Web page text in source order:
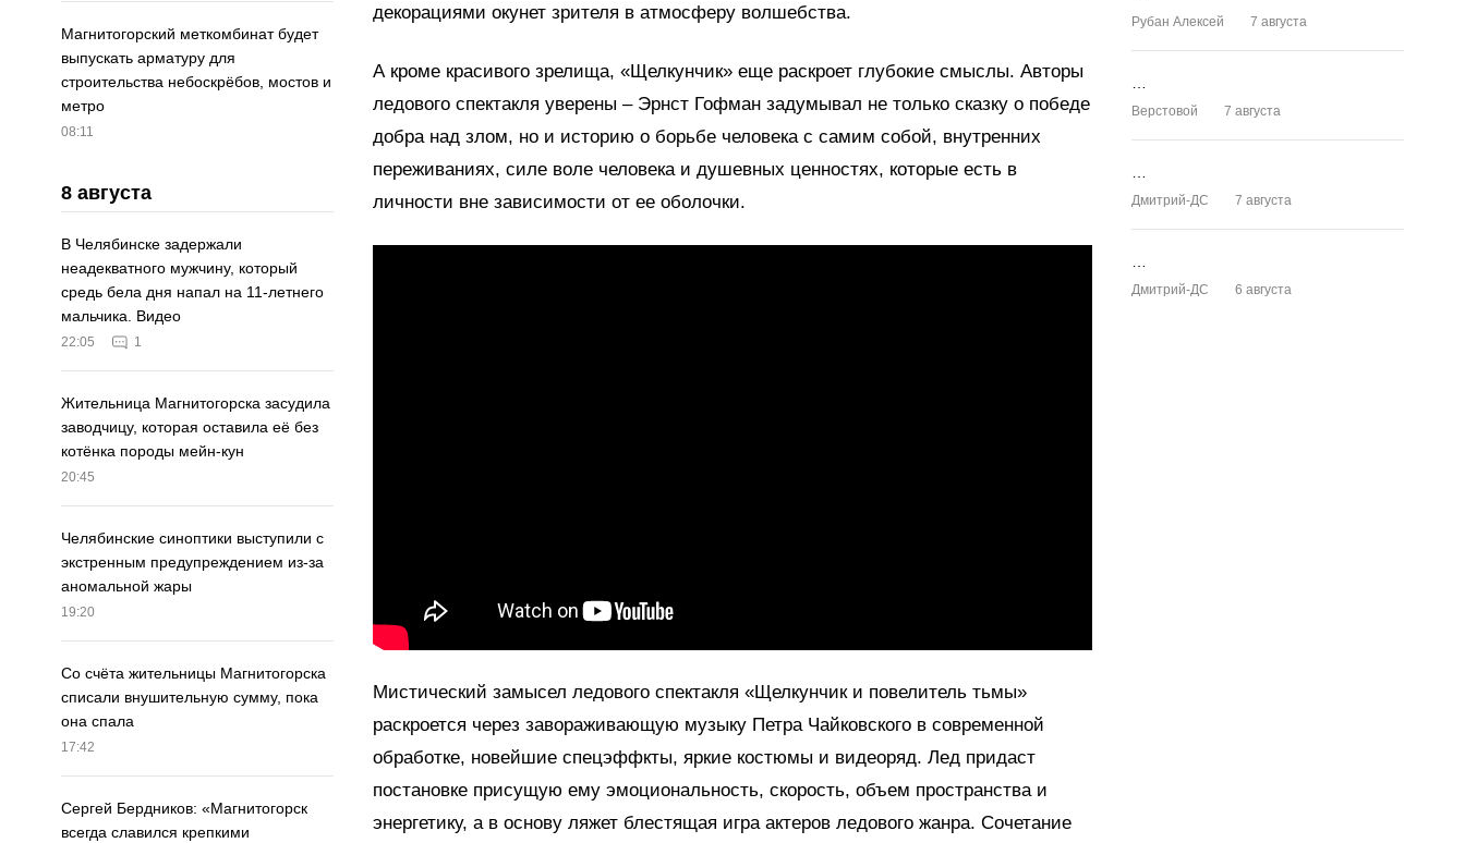
Магнитогорский меткомбинат будет
выпускать арматуру для
строительства небоскрёбов, мостов и
метро
08:11
8 августа
В Челябинске задержали
неадекватного мужчину, который
средь бела дня напал на 11-летнего
мальчика. Видео
22:05 1
Жительница Магнитогорска засудила
заводчицу, которая оставила её без
котёнка породы мейн-кун
20:45
Челябинские синоптики выступили с
экстренным предупреждением из-за
аномальной жары
19:20
Со счёта жительницы Магнитогорска
списали внушительную сумму, пока
она спала
17:42
Сергей Бердников: «Магнитогорск
всегда славился крепкими
декорациями окунет зрителя в атмосферу волшебства.
А кроме красивого зрелища, «Щелкунчик» еще раскроет глубокие смыслы. Авторы
ледового спектакля уверены – Эрнст Гофман задумывал не только сказку о победе
добра над злом, но и историю о борьбе человека с самим собой, внутренних
переживаниях, силе воле человека и душевных ценностях, которые есть в
личности вне зависимости от ее оболочки.
Мистический замысел ледового спектакля «Щелкунчик и повелитель тьмы»
раскроется через завораживающую музыку Петра Чайковского в современной
обработке, новейшие спецэффкты, яркие костюмы и видеоряд. Лед придаст
постановке присущую ему эмоциональность, скорость, объем пространства и
энергетику, а в основу ляжет блестящая игра актеров ледового жанра. Сочетание
Рубан Алексей 7 августа
Верстовой 7 августа
Дмитрий-ДС 7 августа
Дмитрий-ДС 6 августа